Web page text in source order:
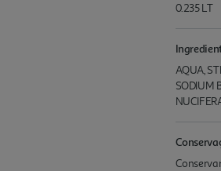
0.235 LT
AQUA,
SODIUM